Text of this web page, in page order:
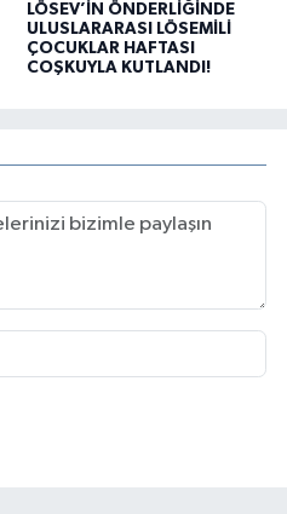
LÖSEV’İN ÖNDERLİĞİNDE
ULUSLARARASI LÖSEMİLİ
ÇOCUKLAR HAFTASI
COŞKUYLA KUTLANDI!